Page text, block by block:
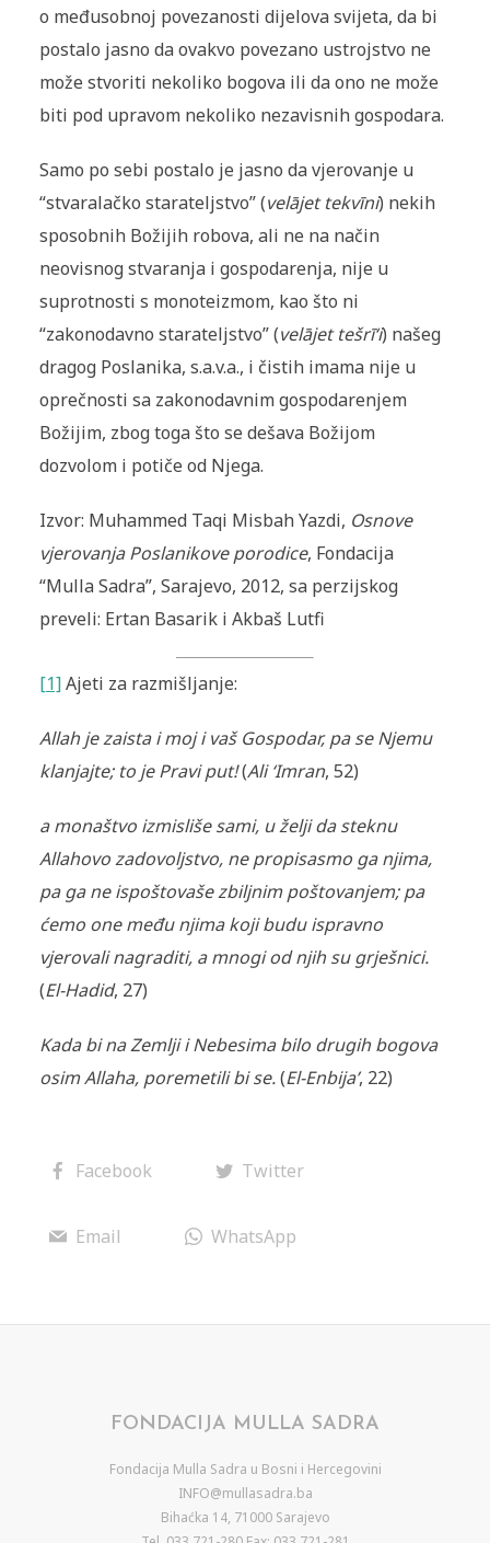
o međusobnoj povezanosti dijelova svijeta, da bi
postalo jasno da ovakvo povezano ustrojstvo ne
može stvoriti nekoliko bogova ili da ono ne može
biti pod upravom nekoliko nezavisnih gospodara.
Samo po sebi postalo je jasno da vjerovanje u
“stvaralačko starateljstvo” (velājet tekvīni) nekih
sposobnih Božijih robova, ali ne na način
neovisnog stvaranja i gospodarenja, nije u
suprotnosti s monoteizmom, kao što ni
“zakonodavno starateljstvo” (velājet tešrī‘i) našeg
dragog Poslanika, s.a.v.a., i čistih imama nije u
oprečnosti sa zakonodavnim gospodarenjem
Božijim, zbog toga što se dešava Božijom
dozvolom i potiče od Njega.
Izvor: Muhammed Taqi Misbah Yazdi, Osnove
vjerovanja Poslanikove porodice, Fondacija
“Mulla Sadra”, Sarajevo, 2012, sa perzijskog
preveli: Ertan Basarik i Akbaš Lutfi
[1]Ajeti za razmišljanje:
Allah je zaista i moj i vaš Gospodar, pa se Njemu
klanjajte; to je Pravi put!(Ali‘Imran, 52)
amonaštvo izmisliše sami, u želji da steknu
Allahovo zadovoljstvo, ne propisasmo ga njima,
pa ga ne ispoštovaše zbiljnim poštovanjem; pa
ćemo one među njima koji budu ispravno
vjerovali nagraditi, a mnogi od njih su grješnici.
(El-Hadid, 27)
Kada bi na Zemlji i Nebesima bilo drugih bogova
osim Allaha, poremetili bi se.(El-Enbija’, 22)
Facebook Twitter
Email WhatsApp
FONDACIJA MULLA SADRA
Fondacija Mulla Sadra u Bosni i Hercegovini
INFO@mullasadra.ba
Bihaćka 14, 71000 Sarajevo